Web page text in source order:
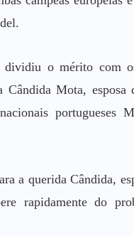
dividiu o mérito com
Cândida Mota,
portugueses
a querida Cândida,
rapidamente do